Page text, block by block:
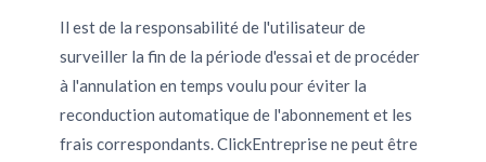
Il est de la responsabilité de l'utilisateur de
surveiller la fin de la période d'essai et de procéder
à l'annulation en temps voulu pour éviter la
reconduction automatique de l'abonnement et les
frais correspondants. ClickEntreprise ne peut être